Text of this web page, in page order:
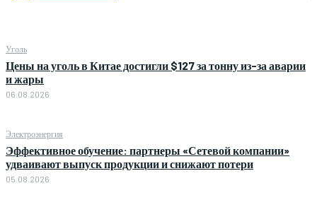
Уголь
Цены на уголь в Китае достигли $127 за тонну из-за аварии
и жары
06.08.2026
Электроэнергия
Эффективное обучение: партнеры «Сетевой компании»
удваивают выпуск продукции и снижают потери
05.08.2026